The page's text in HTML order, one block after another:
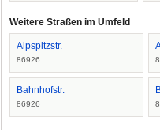
Weitere Straßen im Umfeld
Alpspitzstr.
86926
Bahnhofstr.
86926